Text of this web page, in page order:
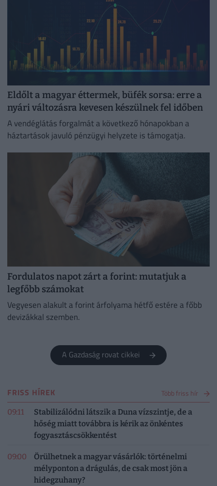
Eldőlt a magyar éttermek, büfék sorsa: erre a
nyári változásra kevesen készülnek fel időben
A vendéglátás forgalmát a következő hónapokban a
háztartások javuló pénzügyi helyzete is támogatja.
Fordulatos napot zárt a forint: mutatjuk a
legfőbb számokat
Vegyesen alakult a forint árfolyama hétfő estére a főbb
devizákkal szemben.
A Gazdaság rovat cikkei
FRISS HÍREK Több friss hír
09:11
Stabilizálódni látszik a Duna vízszintje, de a
hőség miatt továbbra is kérik az önkéntes
fogyasztáscsökkentést
09:00
Örülhetnek a magyar vásárlók: történelmi
mélyponton a drágulás, de csak most jön a
hidegzuhany?